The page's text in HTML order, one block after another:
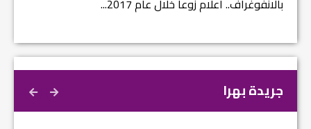
بالانفوغراف.. اعلام زوعا خلال عام 2017...
جريدة بهرا